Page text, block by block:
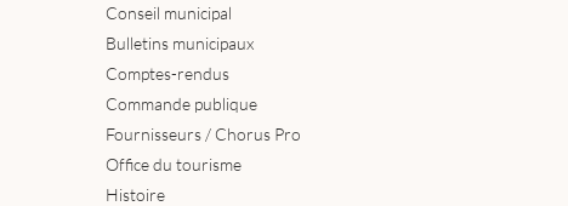
Conseil municipal
Bulletins municipaux
Comptes-rendus
Commande publique
Fournisseurs / Chorus Pro
Office du tourisme
Histoire